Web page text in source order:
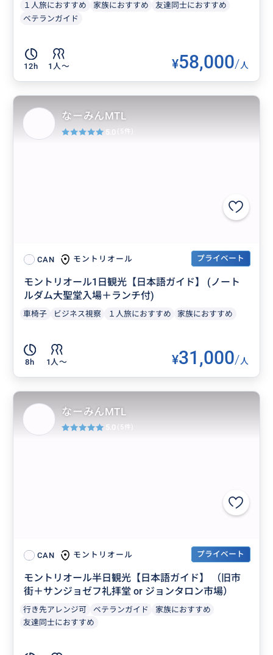
１人旅におすすめ 家族におすすめ
友達同士におすすめ
ベテランガイド
12h 1人〜 ¥58,000/人
CAN モントリオール プライベート
モントリオール1日観光【日本語ガイド】 (ノート
ルダム大聖堂入場＋ランチ付)
車椅子 ビジネス視察 １人旅におすすめ 家族におすすめ
8h 1人〜 ¥31,000/人
なーみんMTL
5.0 (5件)
CAN モントリオール プライベート
モントリオール半日観光【日本語ガイド】 （旧市
街＋サンジョゼフ礼拝堂 or ジョンタロン市場）
行き先アレンジ可 ベテランガイド
家族におすすめ
友達同士におすすめ
なーみんMTL
5.0 (5件)